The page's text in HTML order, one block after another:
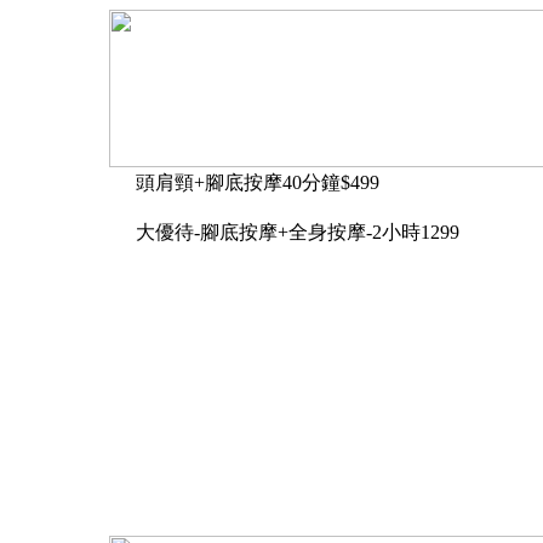
頭肩頸+腳底按摩40分鐘$499
大優待-腳底按摩+全身按摩-2小時1299